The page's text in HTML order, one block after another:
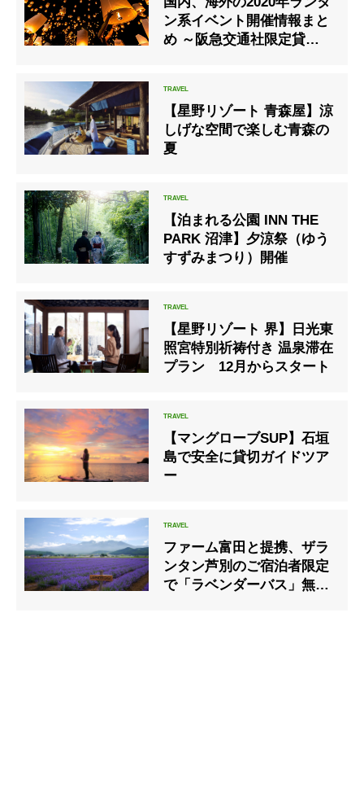
ン系イベント開催情報まと
め ～阪急交通社限定貸切イ
【星野リゾート 青森屋】涼
しげな空間で楽しむ青森の
夏
【泊まれる公園 INN THE
PARK 沼津】夕涼祭（ゆう
すずみまつり）開催
【星野リゾート 界】日光東
照宮特別祈祷付き 温泉滞在
プラン 12月からスタート
【マングローブSUP】石垣
島で安全に貸切ガイドツア
ー
ファーム富田と提携、ザラ
ンタン芦別のご宿泊者限定
で「ラベンダーバス」無料